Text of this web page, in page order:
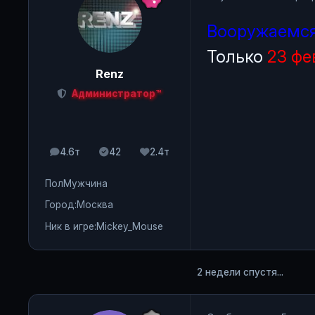
Renz
Администратор™
4.6т
сообщения
42
Solutions2.4т
Репутация
ПолМужчина
Город:Москва
Ник в игре:Mickey_Mouse
Только 23
2 недели спустя...